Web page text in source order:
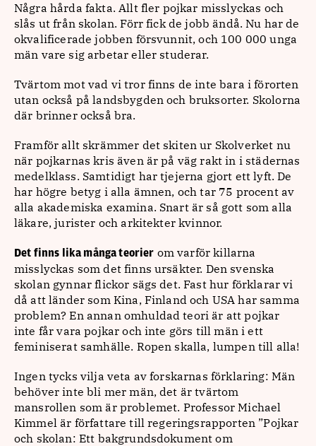
Några hårda fakta. Allt fler pojkar misslyckas och
slås ut från skolan. Förr fick de jobb ändå. Nu har de
okvalificerade jobben försvunnit, och 100 000 unga
män vare sig arbetar eller studerar.
Tvärtom mot vad vi tror finns de inte bara i förorten
utan också på landsbygden och bruksorter. Skolorna
där brinner också bra.
Framför allt skrämmer det skiten ur Skolverket nu
när pojkarnas kris även är på väg rakt in i städernas
medelklass. Samtidigt har tjejerna gjort ett lyft. De
har högre betyg i alla ämnen, och tar 75 procent av
alla akademiska examina. Snart är så gott som alla
läkare, jurister och arkitekter kvinnor.
Det finns lika många teorier om varför killarna
misslyckas som det finns ursäkter. Den svenska
skolan gynnar flickor sägs det. Fast hur förklarar vi
då att länder som Kina, Finland och USA har samma
problem? En annan omhuldad teori är att pojkar
inte får vara pojkar och inte görs till män i ett
feminiserat samhälle. Ropen skalla, lumpen till alla!
Ingen tycks vilja veta av forskarnas förklaring: Män
behöver inte bli mer män, det är tvärtom
mansrollen som är problemet. Professor Michael
Kimmel är författare till regeringsrapporten ”Pojkar
och skolan: Ett bakgrundsdokument om